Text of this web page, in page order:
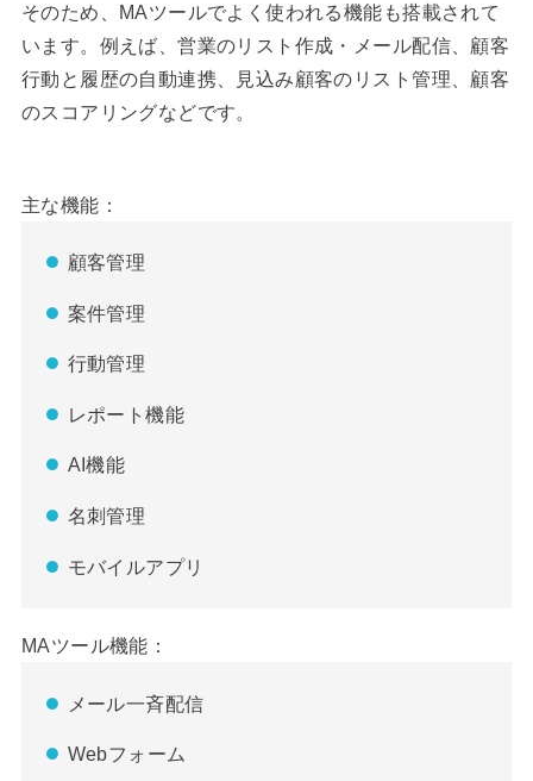
そのため、MAツールでよく使われる機能も搭載されて
います。例えば、営業のリスト作成・メール配信、顧客
行動と履歴の自動連携、見込み顧客のリスト管理、顧客
のスコアリングなどです。
主な機能：
顧客管理
案件管理
行動管理
レポート機能
AI機能
名刺管理
モバイルアプリ
MAツール機能：
メール一斉配信
Webフォーム